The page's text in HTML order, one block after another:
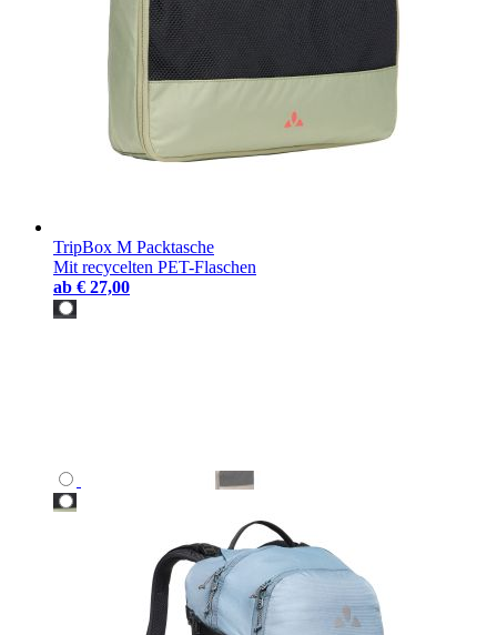
TripBox M Packtasche
Mit recycelten PET-Flaschen
ab € 27,00